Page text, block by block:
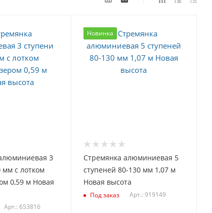
3
мм с лотком
0,59 м Новая
Арт.: 653816
Новинка
Стремянка алюминиевая 5
ступеней 80-130 мм 1,07 м
Новая высота
Под заказ Арт.: 919149